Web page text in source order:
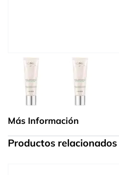
View larger image
View
Más Información
Productos relacionados